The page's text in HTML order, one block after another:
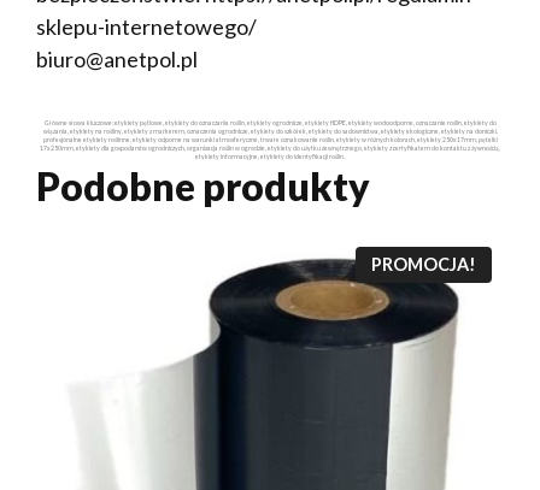
sklepu-internetowego/
biuro@anetpol.pl
Główne słowa kluczowe: etykiety pętlowe, etykiety do oznaczania roślin, etykiety ogrodnicze, etykiety HDPE, etykiety wodoodporne, oznaczanie roślin, etykiety do
wiązania, etykiety na rośliny, etykiety z markerem, oznaczenia ogrodnicze, etykiety do szkółek, etykiety do sadownictwa, etykiety ekologiczne, etykiety na doniczki,
profesjonalne etykiety roślinne, etykiety odporne na warunki atmosferyczne, trwałe oznakowanie roślin, etykiety w różnych kolorach, etykiety 250x17mm, pętelki
17x250mm, etykiety dla gospodarstw ogrodniczych, organizacja roślin w ogrodzie, etykiety do użytku zewnętrznego, etykiety z certyfikatem do kontaktu z żywnością,
etykiety informacyjne, etykiety do identyfikacji roślin.
Podobne produkty
PROMOCJA!